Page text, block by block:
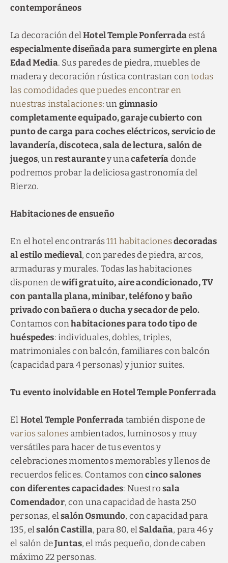
contemporáneos
La decoración delHotel Temple Ponferradaestá
especialmente diseñada para sumergirte en plena
Edad Media. Sus paredes de piedra, muebles de
madera y decoración rústica contrastan contodas
las comodidades que puedes encontrar en
nuestras instalaciones: ungimnasio
completamente equipado, garaje cubierto con
punto de carga para coches eléctricos, servicio de
lavandería, discoteca, sala de lectura, salón de
juegos, unrestaurantey unacafeteríadonde
podremos probar la deliciosa gastronomía del
Bierzo.
Habitaciones de ensueño
En el hotel encontrarás111 habitacionesdecoradas
al estilo medieval, con paredes de piedra, arcos,
armaduras y murales. Todas las habitaciones
disponen dewifi gratuito, aire acondicionado, TV
con pantalla plana, minibar, teléfono y baño
privado con bañera o ducha y secador de pelo.
Contamos conhabitaciones para todo tipo de
huéspedes: individuales, dobles, triples,
matrimoniales con balcón, familiares con balcón
(capacidad para 4 personas) y junior suites.
Tu evento inolvidable en Hotel Temple Ponferrada
ElHotel Temple Ponferradatambién dispone de
varios salones ambientados, luminosos y muy
versátiles para hacer de tus eventos y
celebraciones momentos memorables y llenos de
recuerdos felices. Contamos concinco salones
con diferentes capacidades: Nuestrosala
Comendador, con una capacidad de hasta 250
personas, elsalón Osmundo, con capacidad para
135, elsalón Castilla, para 80, elSaldaña, para 46 y
el salón deJuntas, el más pequeño, donde caben
máximo 22 personas.